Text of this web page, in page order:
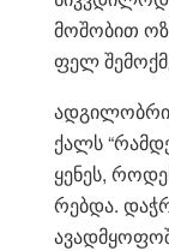
მო­შო­ბით
ფელ
ქალს
ყე­ნეს,
რებ­და.